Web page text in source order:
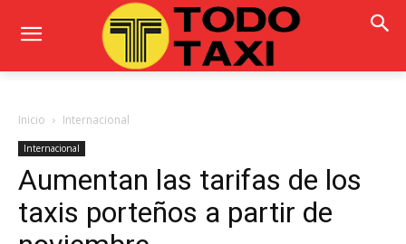
Inicio Internacional
Internacional
Aumentan las tarifas de los
taxis porteños a partir de